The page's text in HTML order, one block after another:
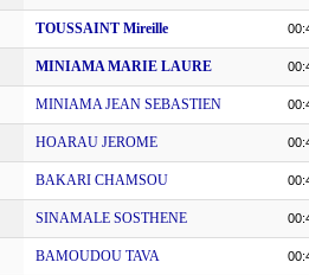
TOUSSAINT Mireille
MINIAMA MARIE LAURE
MINIAMA JEAN SEBASTIEN
HOARAU JEROME
BAKARI CHAMSOU
SINAMALE SOSTHENE
BAMOUDOU TAVA